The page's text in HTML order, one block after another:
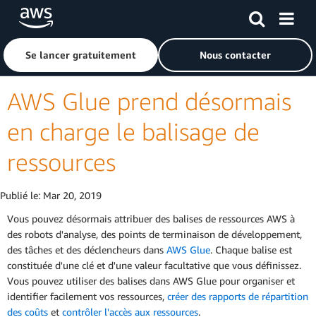
Passer au contenu principal
Cliquer ici pour revenir à la page d'accueil d'Amazon Web
Se lancer gratuitement Nous contacter
AWS Glue prend désormais
en charge le balisage de
ressources
Publié le: Mar 20, 2019
Vous pouvez désormais attribuer des balises de ressources AWS à
des robots d'analyse, des points de terminaison de développement,
des tâches et des déclencheurs dans AWS Glue. Chaque balise est
constituée d'une clé et d'une valeur facultative que vous définissez.
Vous pouvez utiliser des balises dans AWS Glue pour organiser et
identifier facilement vos ressources, créer des rapports de répartition
des coûts et contrôler l'accès aux ressources.